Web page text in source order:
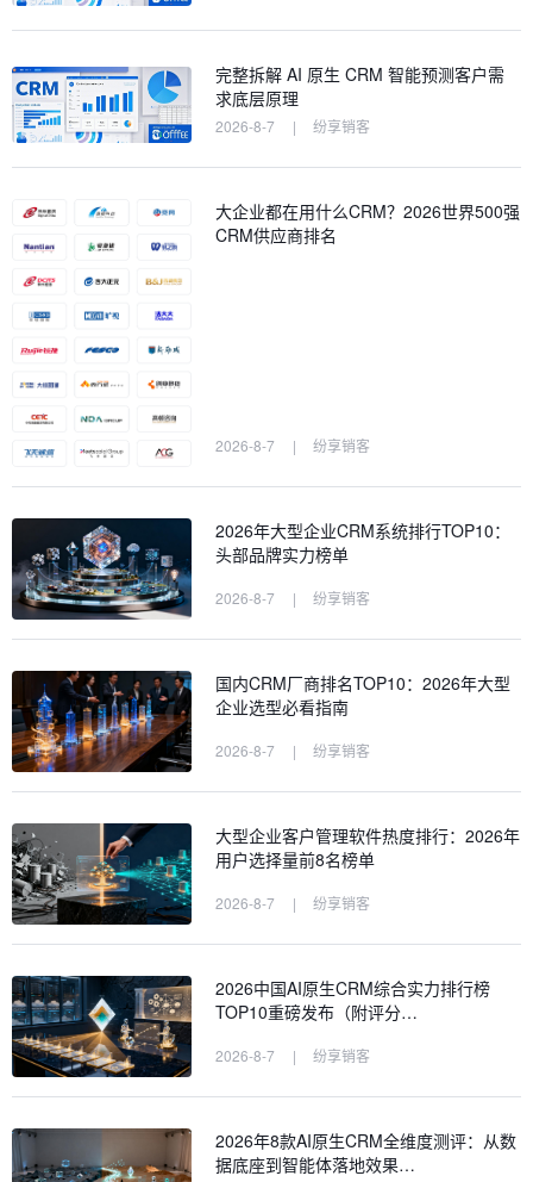
完整拆解 AI 原生 CRM 智能预测客户需
求底层原理
2026-8-7 | 纷享销客
大企业都在用什么CRM？2026世界500强
CRM供应商排名
2026-8-7 | 纷享销客
2026年大型企业CRM系统排行TOP10：
头部品牌实力榜单
2026-8-7 | 纷享销客
国内CRM厂商排名TOP10：2026年大型
企业选型必看指南
2026-8-7 | 纷享销客
大型企业客户管理软件热度排行：2026年
用户选择量前8名榜单
2026-8-7 | 纷享销客
2026中国AI原生CRM综合实力排行榜
TOP10重磅发布（附评分…
2026-8-7 | 纷享销客
2026年8款AI原生CRM全维度测评：从数
据底座到智能体落地效果…